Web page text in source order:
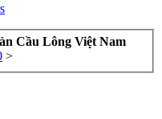
Cầu Lông Việt Nam
>